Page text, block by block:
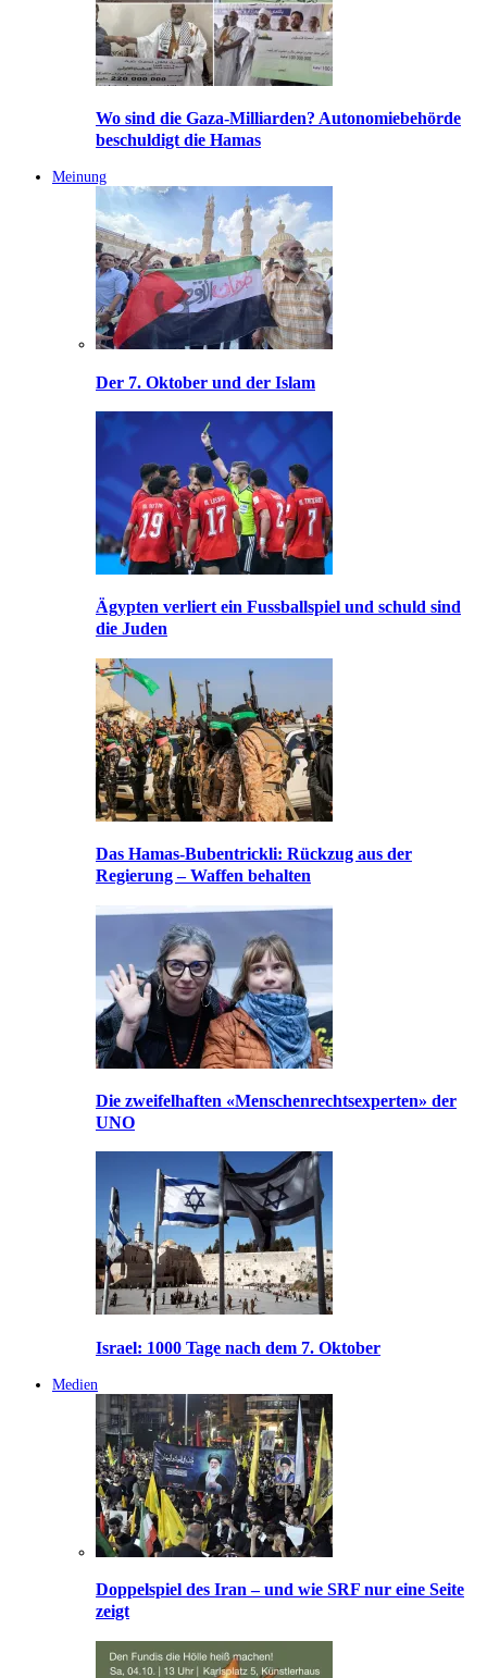
Wo sind die Gaza-Milliarden? Autonomiebehörde
beschuldigt die Hamas
Meinung
Der 7. Oktober und der Islam
Ägypten verliert ein Fussballspiel und schuld sind
die Juden
Das Hamas-Bubentrickli: Rückzug aus der
Regierung – Waffen behalten
Die zweifelhaften «Menschenrechtsexperten» der
UNO
Israel: 1000 Tage nach dem 7. Oktober
Medien
Doppelspiel des Iran – und wie SRF nur eine Seite
zeigt